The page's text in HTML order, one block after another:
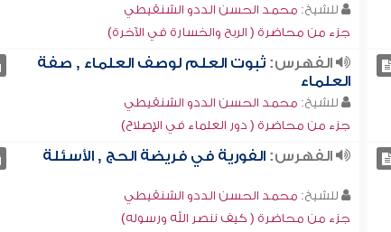
للشيخ: محمد الحسن الددو الشنقيطي
جزء من محاضرة ( الربح والخسارة في الآخرة)
الفهرس: ثبوت العلم لوصف العلماء , صفة
العلماء
للشيخ: محمد الحسن الددو الشنقيطي
جزء من محاضرة ( دور العلماء في الإصلاح)
الفهرس: الفورية في فريضة الحج , الأسئلة
للشيخ: محمد الحسن الددو الشنقيطي
جزء من محاضرة ( كيف ننصر الله ورسوله)